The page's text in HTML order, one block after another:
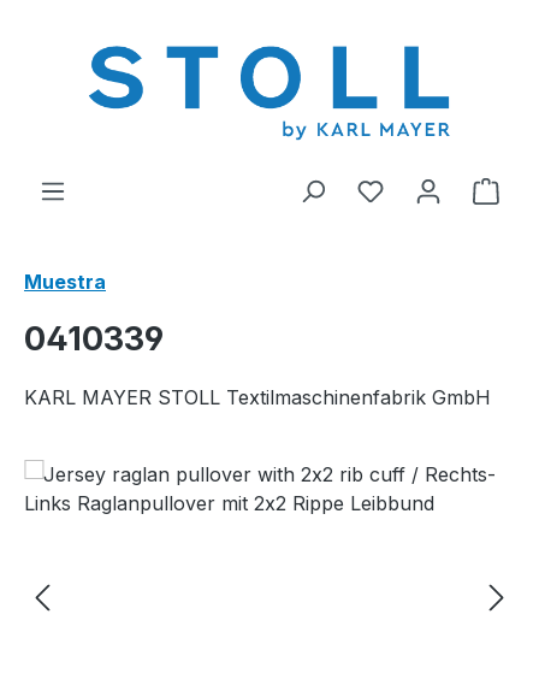
Tienes 0 El
Muestra
0410339
KARL MAYER STOLL Textilmaschinenfabrik GmbH
Omitir galería de imágenes